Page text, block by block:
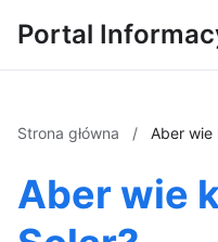
Portal
Strona główna / Aber wie
Aber wie